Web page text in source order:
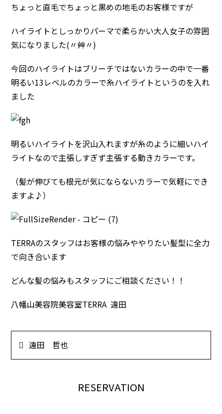
ちょっと直毛でちょっと黒めの地毛のお客様ですが
ハイライトとしっかりパーマで柔らかい大人女子の雰囲
気になりました(〃艸〃)
今回のハイライトはブリーチではないカラーの中で一番
明るい13レベルのカラーで糸ハイライトというのを入れ
ました
明るいハイライトを沢山入れますが糸のように細いハイ
ライトなので主張しすぎず主張する動きカラーです。
（髪が伸びても根元が気にならないカラーで気軽にでき
ますよ♪）
TERRAのスタッフはお客様の悩みややりたい髪型に全力
で向き合います
どんな髪の悩みもスタッフにご相談ください！！
八幡山美容院美容室TERRA 遠田
遠田 哲也
RESERVATION